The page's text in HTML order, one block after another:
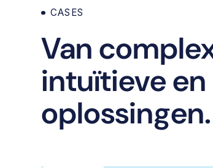
CASES
Van
intuïtieve
oplossingen.